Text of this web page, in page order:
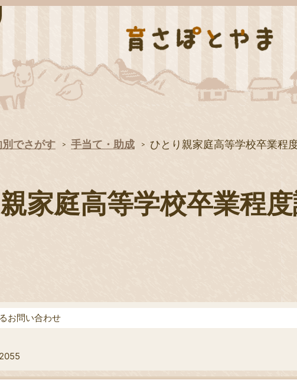
別でさがす 手当て・助成 ひとり親家庭高等学校卒業程
家庭高等学校卒業程
お問い合わせ